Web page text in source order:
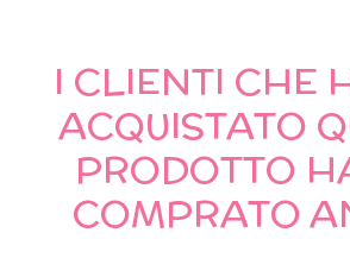
I CLIENTI CHE
ACQUISTATO
PRODOTTO
COMPRATO